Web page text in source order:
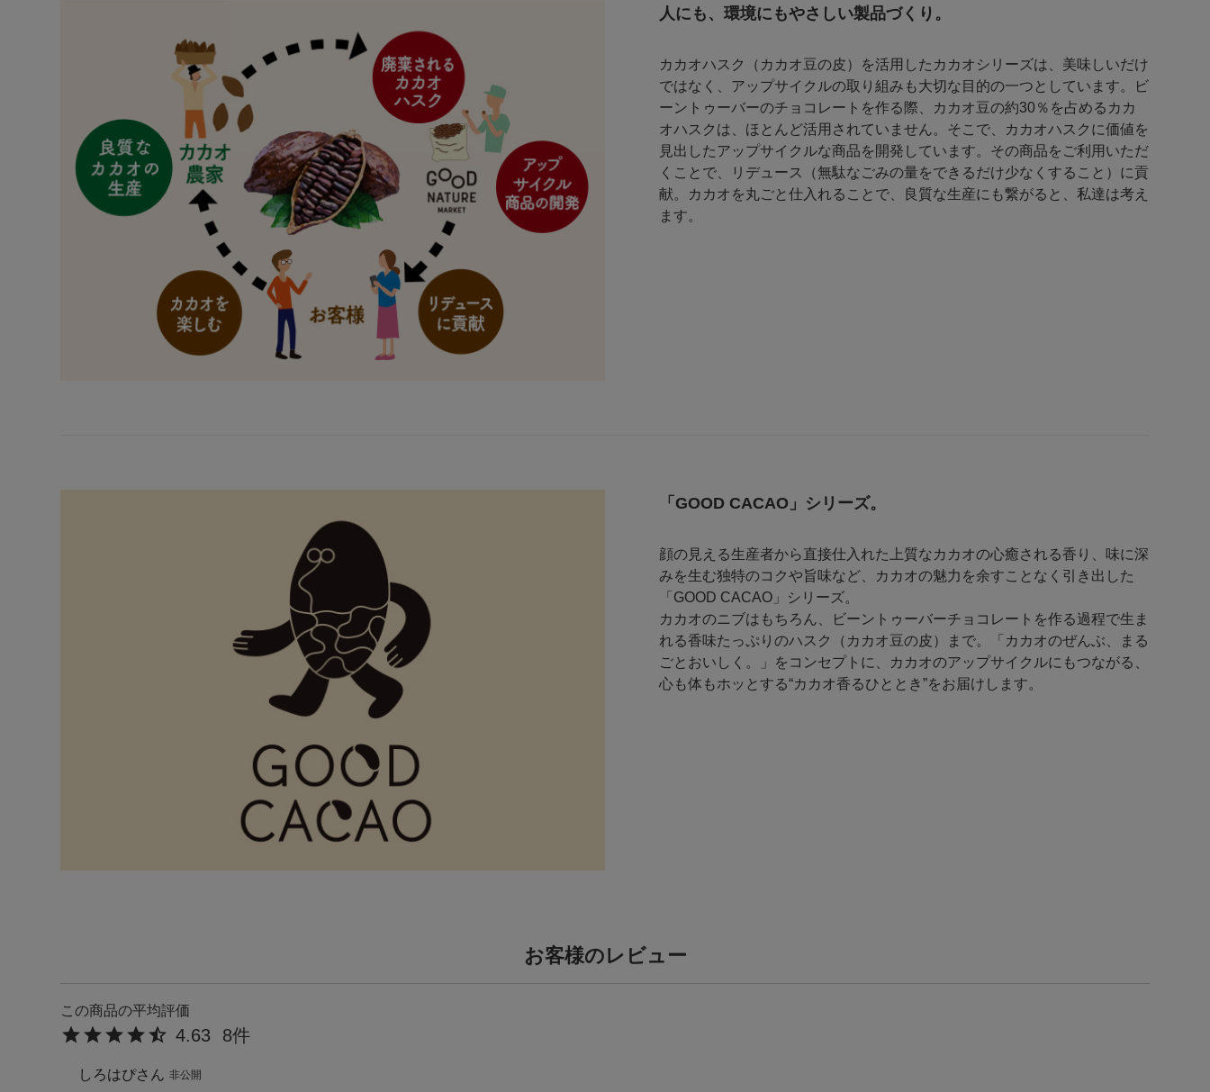
人にも、環境にもやさしい製品づくり。
カカオハスク（カカオ豆の皮）を活用したカカオシリーズは、美味しいだけ
ではなく、アップサイクルの取り組みも大切な目的の一つとしています。ビ
ーントゥーバーのチョコレートを作る際、カカオ豆の約30％を占めるカカ
オハスクは、ほとんど活用されていません。そこで、カカオハスクに価値を
見出したアップサイクルな商品を開発しています。その商品をご利用いただ
くことで、リデュース（無駄なごみの量をできるだけ少なくすること）に貢
献。カカオを丸ごと仕入れることで、良質な生産にも繋がると、私達は考え
ます。
「GOOD CACAO」シリーズ。
顔の見える生産者から直接仕入れた上質なカカオの心癒される香り、味に深
みを生む独特のコクや旨味など、カカオの魅力を余すことなく引き出した
「GOOD CACAO」シリーズ。
カカオのニブはもちろん、ビーントゥーバーチョコレートを作る過程で生ま
れる香味たっぷりのハスク（カカオ豆の皮）まで。「カカオのぜんぶ、まる
ごとおいしく。」をコンセプトに、カカオのアップサイクルにもつながる、
心も体もホッとする“カカオ香るひととき”をお届けします。
お客様のレビュー
4.63 8
しろはぴ 非公開